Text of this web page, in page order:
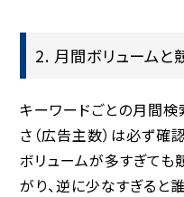
2. 月間ボリュームと
キーワードごとの月間検
さ（広告主数）は必ず確認
ボリュームが多すぎて
がり、逆に少なすぎると